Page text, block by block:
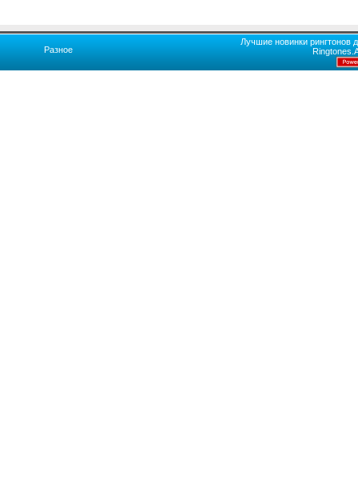
Разное
Лучшие новинки рингтонов